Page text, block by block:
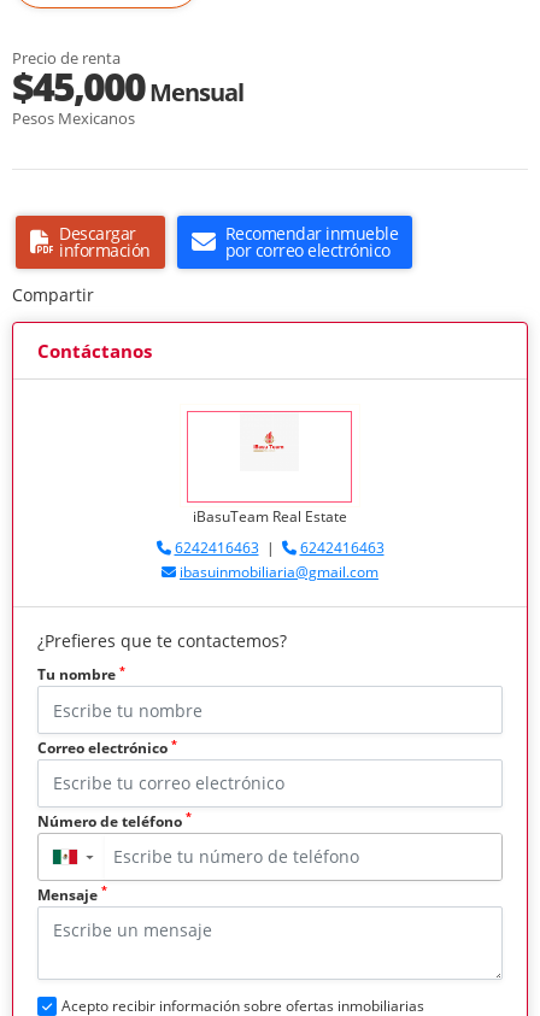
Precio de renta
$45,000Mensual
Pesos Mexicanos
Descargar
información
Recomendar inmueble
por correo electrónico
Compartir
Contáctanos
iBasuTeam Real Estate
6242416463|
6242416463
ibasuinmobiliaria@gmail.com
¿Prefieres que te contactemos?
Tu nombre *
Correo electrónico *
Número de teléfono *
▼
Mensaje *
Acepto recibir información sobre ofertas inmobiliarias